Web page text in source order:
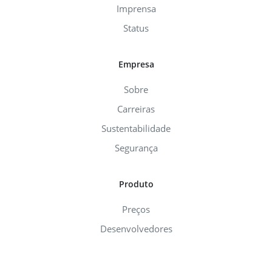
Imprensa
Status
Empresa
Sobre
Carreiras
Sustentabilidade
Segurança
Produto
Preços
Desenvolvedores